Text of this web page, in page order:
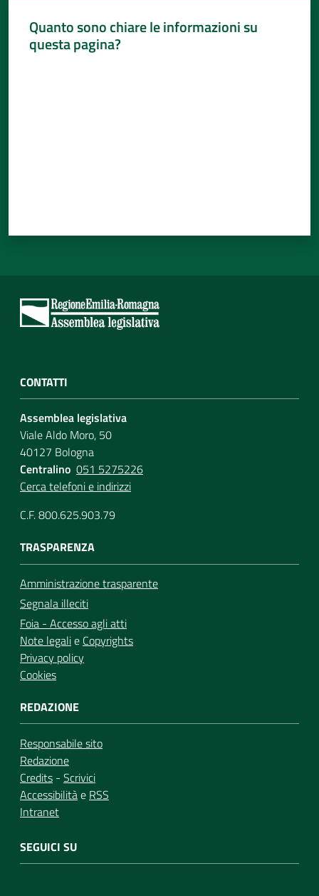
Quanto sono chiare le informazioni su
questa pagina?
CONTATTI
Assemblea legislativa
Viale Aldo Moro, 50
40127 Bologna
Centralino 051 5275226
Cerca telefoni e indirizzi
C.F. 800.625.903.79
TRASPARENZA
Amministrazione trasparente
Segnala illeciti
Foia - Accesso agli atti
Note legalie Copyrights
Privacy policy
Cookies
REDAZIONE
Responsabile sito
Redazione
Credits - Scrivici
Accessibilitàe RSS
Intranet
SEGUICI SU